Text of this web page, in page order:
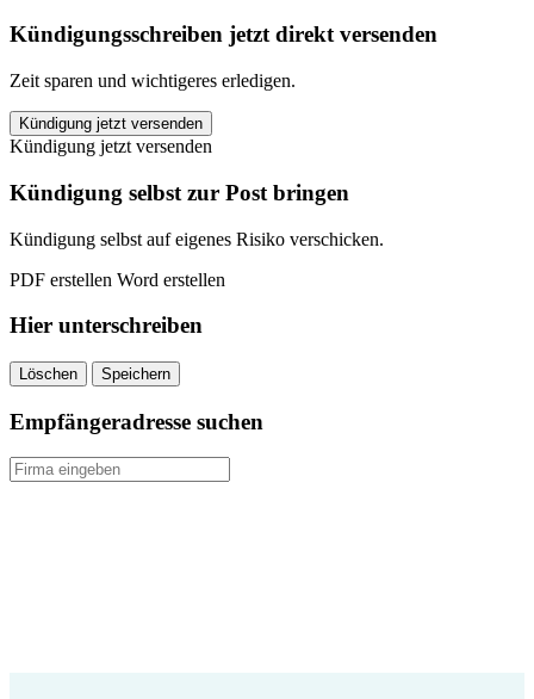
Kündigungsschreiben jetzt direkt versenden
Zeit sparen und wichtigeres erledigen.
Katholisches
Sonntagsblatt
kündigen
quantity
Kündigung jetzt versenden
Kündigung jetzt versenden
Kündigung selbst zur Post bringen
Kündigung selbst auf eigenes Risiko verschicken.
PDF erstellen Word erstellen
Hier unterschreiben
Löschen Speichern
Empfängeradresse suchen